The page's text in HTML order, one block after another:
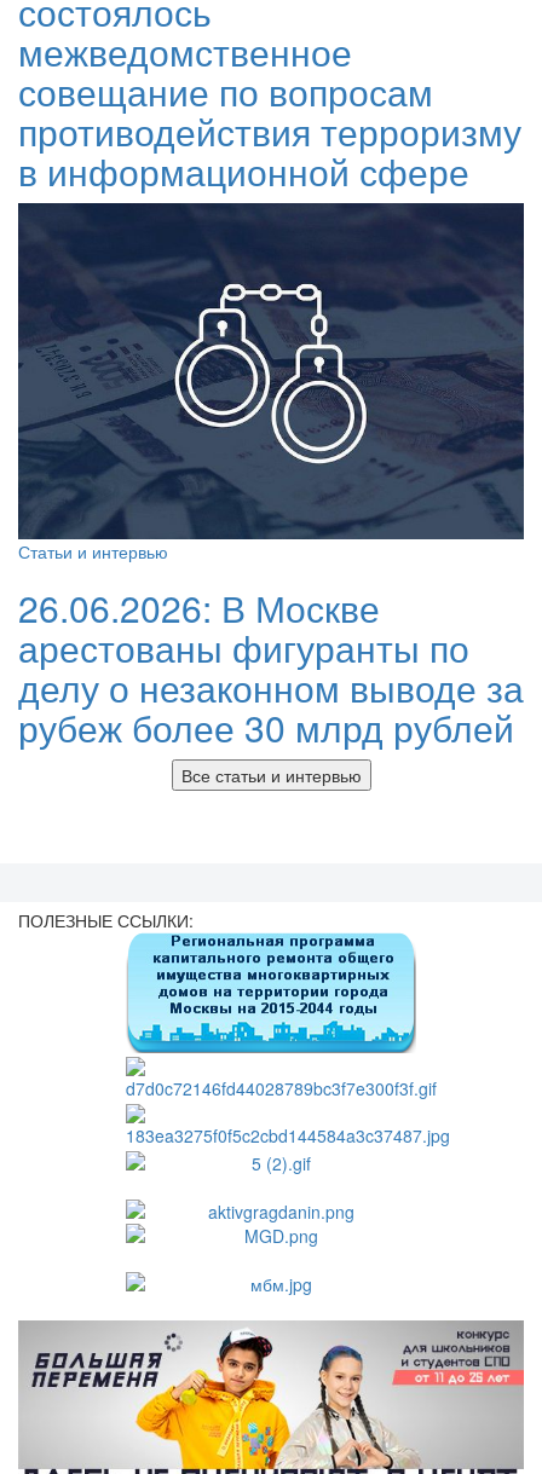
состоялось
межведомственное
совещание по вопросам
противодействия терроризму
в информационной сфере
Статьи и интервью
26.06.2026: В Москве
арестованы фигуранты по
делу о незаконном выводе за
рубеж более 30 млрд рублей
Все статьи и интервью
ПОЛЕЗНЫЕ ССЫЛКИ: